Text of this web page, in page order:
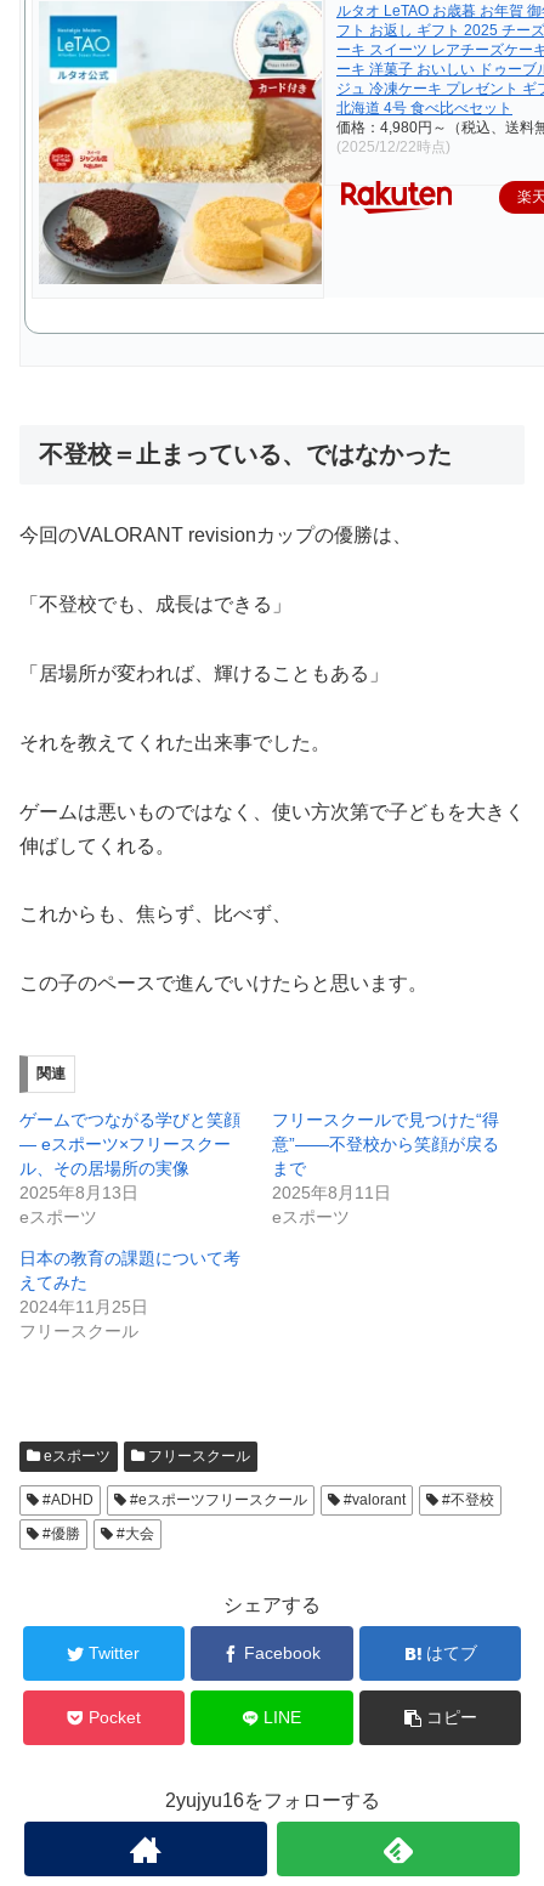
ルタオ LeTAO お歳暮 お年賀
フト お返し ギフト 2025 チー
ーキ スイーツ レアチーズケー
ーキ 洋菓子 おいしい ドゥーブ
ジュ 冷凍ケーキ プレゼント ギ
北海道 4号 食べ比べセット
価格：4,980円～（税込、送料
(2025/12/22時点)
楽
不登校＝止まっている、ではなかった
今回のVALORANT revisionカップの優勝は、
「不登校でも、成長はできる」
「居場所が変われば、輝けることもある」
それを教えてくれた出来事でした。
ゲームは悪いものではなく、使い方次第で子どもを大きく
伸ばしてくれる。
これからも、焦らず、比べず、
この子のペースで進んでいけたらと思います。
関連
ゲームでつながる学びと笑顔
― eスポーツ×フリースクー
ル、その居場所の実像
2025年8月13日
eスポーツ
フリースクールで見つけた“得
意”——不登校から笑顔が戻る
まで
2025年8月11日
eスポーツ
日本の教育の課題について考
えてみた
2024年11月25日
フリースクール
eスポーツ フリースクール
#ADHD #eスポーツフリースクール #valorant
#不登校
#優勝
#大会
シェアする
Twitter Facebook はてブ
Pocket LINE コピー
2yujyu16をフォローする